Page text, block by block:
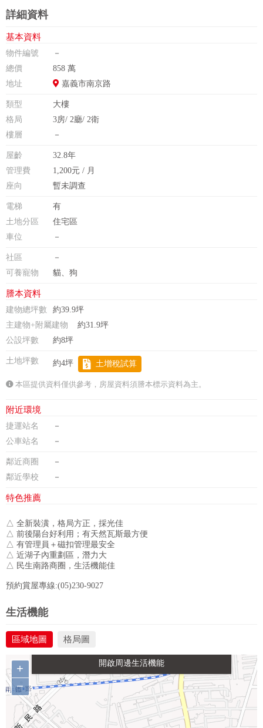
詳細資料
基本資料
物件編號
－
總價
858 萬
地址
嘉義市南京路
類型
大樓
格局
3房/ 2廳/ 2衛
樓層
－
屋齡
32.8年
管理費
1,200元 / 月
座向
暫未調查
電梯
有
土地分區
住宅區
車位
－
社區
－
可養寵物
貓、狗
謄本資料
建物總坪數
約39.9坪
主建物+附屬建物
約31.9坪
公設坪數
約8坪
土地坪數 約4坪 土增稅試算
本區提供資料僅供參考，房屋資料須謄本標示資料為主。
附近環境
捷運站名
－
公車站名
－
鄰近商圈
－
鄰近學校
－
特色推薦
△ 全新裝潢，格局方正，採光佳
△ 前後陽台好利用；有天然瓦斯最方便
△ 有管理員＋磁扣管理最安全
△ 近湖子內重劃區，潛力大
△ 民生南路商圈，生活機能佳
預約賞屋專線:(05)230-9027
生活機能
區域地圖 格局圖
生活購物
+
−